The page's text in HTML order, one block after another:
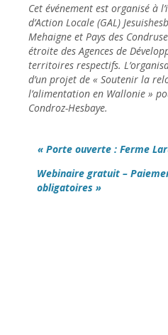
Cet événement est organisé à
d’Action Locale (GAL)
Mehaigne et Pays des
étroite des Agences de
territoires respectifs.
d’un projet de « Soutenir la
l’alimentation en Wallonie »
Condroz-Hesbaye.
« Porte ouverte : Ferme
Webinaire gratuit –
obligatoires »